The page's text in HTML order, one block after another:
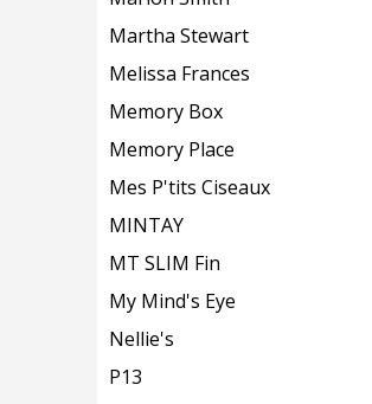
Martha Stewart
Melissa Frances
Memory Box
Memory Place
Mes P'tits Ciseaux
MINTAY
MT SLIM Fin
My Mind's Eye
Nellie's
P13